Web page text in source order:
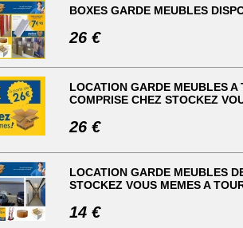
BOXES GARDE MEUBLES
26 €
LOCATION GARDE MEUBLES A
COMPRISE CHEZ STOCKEZ
26 €
LOCATION GARDE MEUBLES
STOCKEZ VOUS MEMES A
14 €